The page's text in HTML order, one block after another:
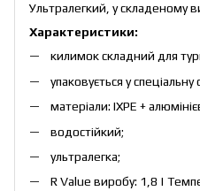
Ультралегкий, у складеному
Характеристики:
килимок складний для
упаковується у
матеріали: IXPE +
водостійкий;
ультралегка;
R Value виробу: 1,8 |